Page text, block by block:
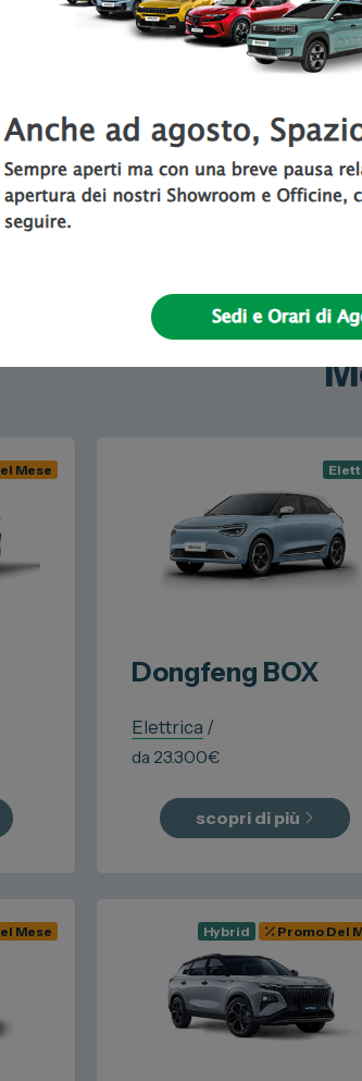
disponibili.
Dongfeng
Mese
Dongfeng BOX
Elettrica /
da 23.300€
scopri di più
Mese Hybrid Promo Del